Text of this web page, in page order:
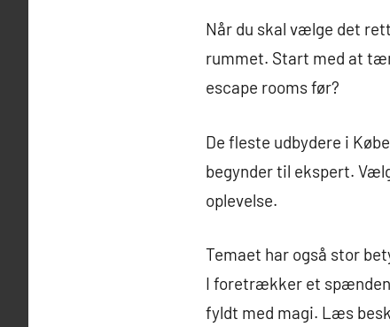
Når du skal vælge det
rummet. Start med at
escape rooms før?
De fleste udbydere i
begynder til ekspert.
oplevelse.
Temaet har også stor
I foretrækker et
fyldt med magi. Læs